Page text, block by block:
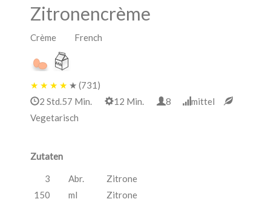
Zitronencrème
Crème French
★ ★ ★ ★ ★ (731)
2 Std.57 Min.
12 Min. 8
mittel
Vegetarisch
Zutaten
3 Abr.
Zitrone
150
ml
Zitrone